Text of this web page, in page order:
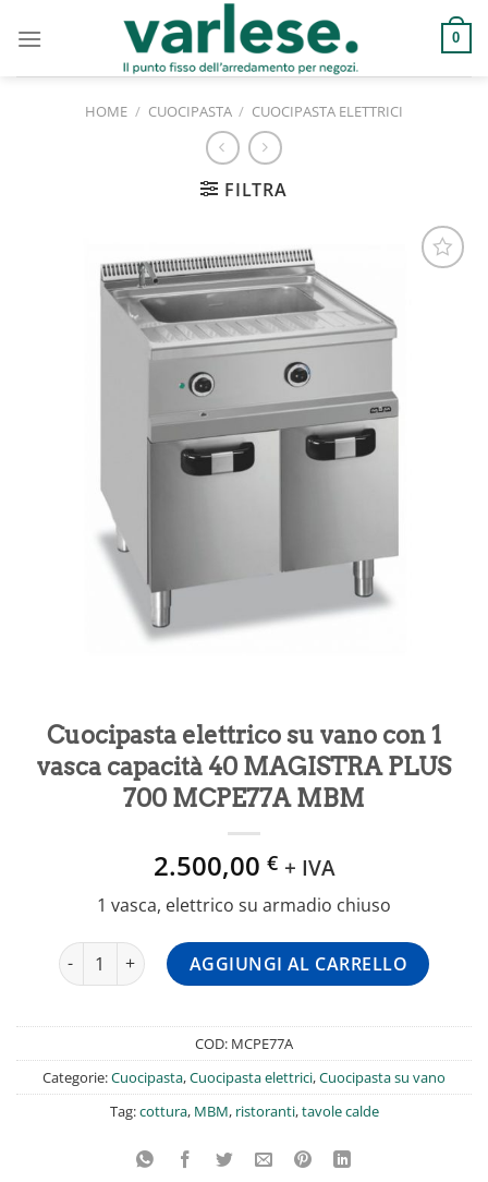
0
HOME / CUOCIPASTA / CUOCIPASTA ELETTRICI
FILTRA
Aggiungi
Cuocipasta elettrico su vano con 1
vasca capacità 40 MAGISTRA PLUS
700 MCPE77A MBM
2.500,00 € + IVA
1 vasca, elettrico su armadio chiuso
Cuocipasta elettrico su vano con 1 vasca capacità 40
AGGIUNGI AL CARRELLO
COD: MCPE77A
Categorie:Cuocipasta,Cuocipasta elettrici,Cuocipasta su vano
Tag:cottura, MBM, ristoranti,tavole calde